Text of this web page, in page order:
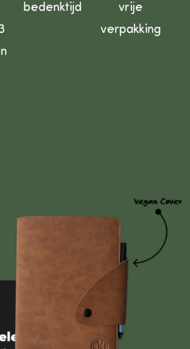
bedenktijd
vrije
verpakking